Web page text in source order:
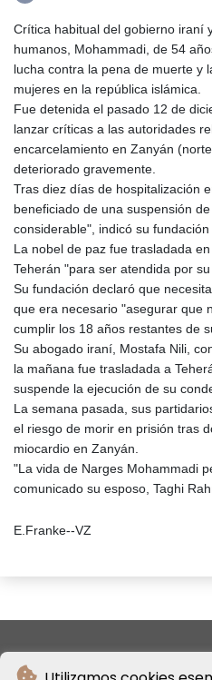
Crítica habitual del gobierno iraní
humanos, Mohammadi, de 54
lucha contra la pena de muerte y
mujeres en la república islámica.
Fue detenida el pasado 12 de
lanzar críticas a las autoridades
encarcelamiento en Zanyán
deteriorado gravemente.
Tras diez días de hospitalización
beneficiado de una suspensión
considerable", indicó su
La nobel de paz fue trasladada
Teherán "para ser atendida por
Su fundación declaró que
que era necesario "asegurar que
cumplir los 18 años restantes de
Su abogado iraní, Mostafa Nili,
la mañana fue trasladada a
suspende la ejecución de su
La semana pasada, sus
el riesgo de morir en prisión tras
miocardio en Zanyán.
"La vida de Narges Mohammadi
comunicado su esposo, Taghi
E.Franke--VZ